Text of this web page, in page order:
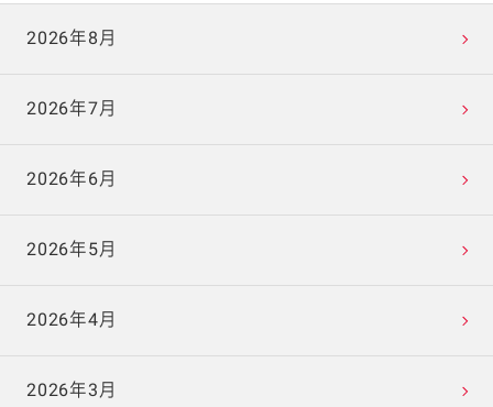
2026年8月
2026年7月
2026年6月
2026年5月
2026年4月
2026年3月